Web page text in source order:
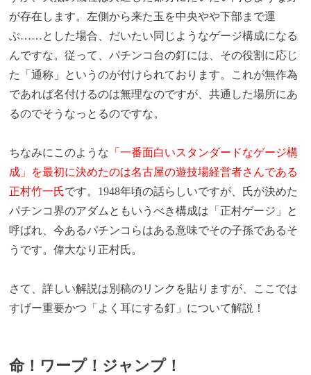
が存在します。左側から来た玉を中央やや下部まで運
ぶ……とした場合、だいたい同じようなゲージ構成になる
んですな。従って、パチンコ台の釘には、その役割に応じ
た「通称」というのが付けられております。これが無作為
であれば名付けるのは無理なのですが、共通した場所にあ
るのでそうなっとるのですな。
ちなみにこのような 「一番面白いスタンダードなゲージ構
成」を最初に決めたのは名古屋の遊技場経営者さんである
正村竹一氏です。1948年頃の話らしいですが、氏が決めた
パチンコ界のアダムともいうべき構成は「正村ゲージ」と
呼ばれ、今あるパチンコらはある意味でその子孫であるそ
うです。偉大なり正村氏。
さて、詳しい解説は別稿のリンクを貼りますが、ここでは
すげー重要かつ「よく耳にする釘」について解説！
命！ワープ！ジャンプ！